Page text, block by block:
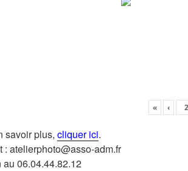
« ‹
savoir plus, cliquer ici.
: atelierphoto@asso-adm.fr
au 06.04.44.82.12